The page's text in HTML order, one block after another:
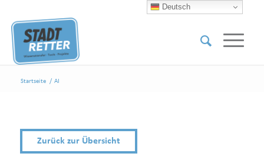
Startseite / AI
Zurück zur Übersicht
Deutsch